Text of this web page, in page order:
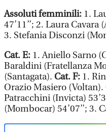
Assoluti femminili: 1.
47’11’’; 2. Laura Cavara
3. Stefania Disconzi
Cat. E: 1. Aniello Sarno
Baraldini (Fratellanza
(Santagata). Cat. F: 1.
Orazio Masiero (Voltan).
Patracchini (Invicta)
(Mombocar) 54’07’’; 3.